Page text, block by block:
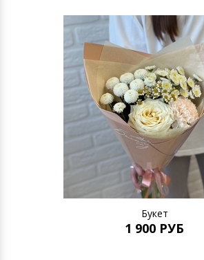
Букет
1 900 РУБ